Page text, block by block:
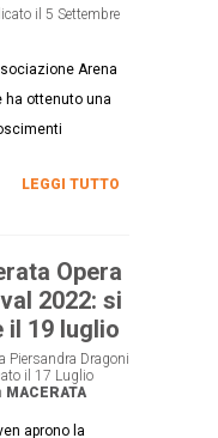
il 5 Settembre
Arena
ha ottenuto una
LEGGI TUTTO
Opera
2022: si
il 19 luglio
Piersandra Dragoni
il 17 Luglio
MACERATA
aprono la